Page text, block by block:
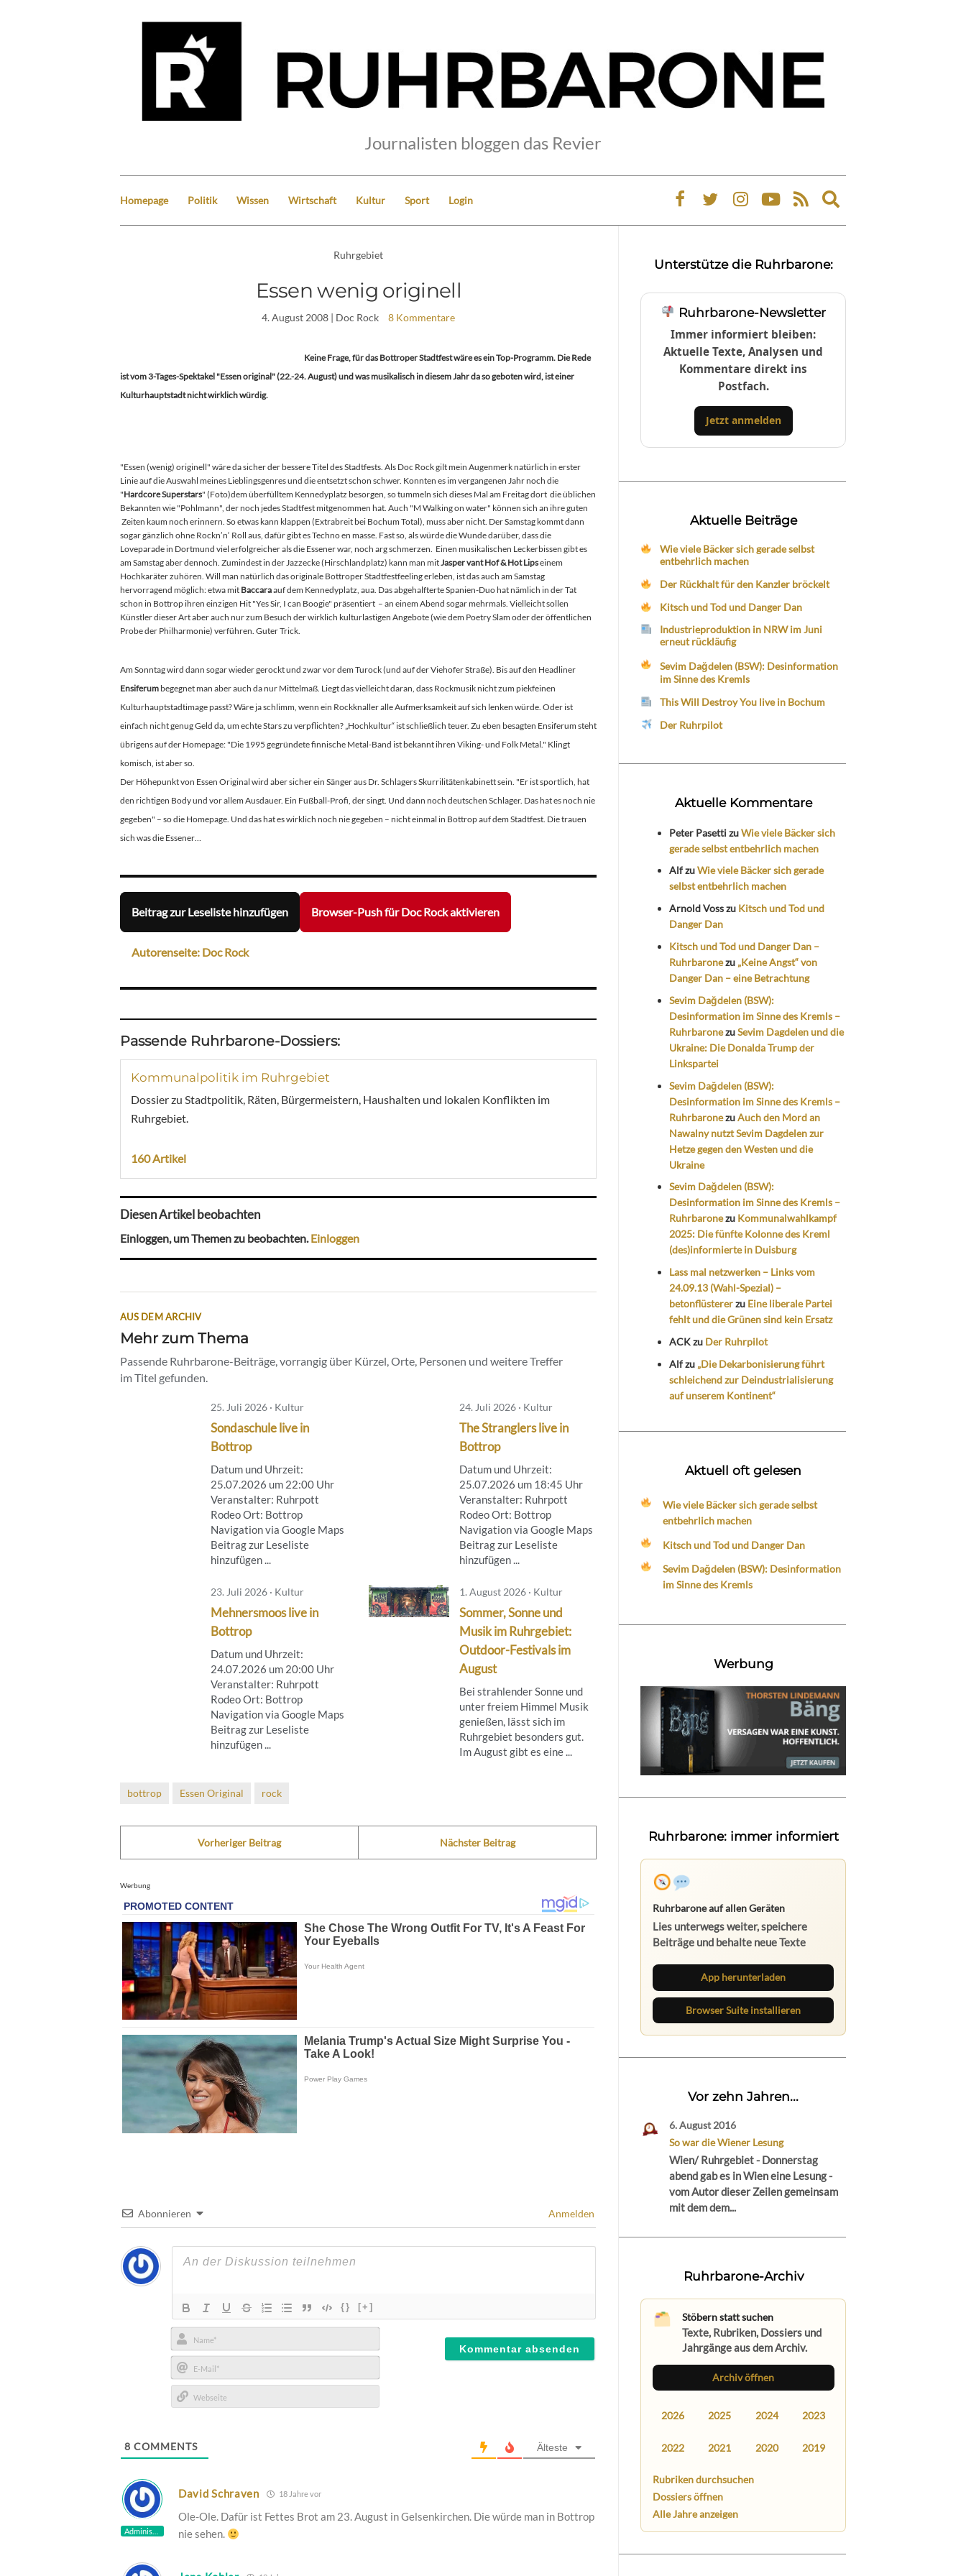
Journalisten bloggen das Revier
Homepage Politik Wissen Wirtschaft Kultur Sport Login
Expand
search
Ruhrgebiet
Essen wenig originell
4. August 2008 | Doc Rock 8 Kommentare
Keine Frage, für das Bottroper Stadtfest wäre es ein Top-Programm. Die Rede
ist vom 3-Tages-Spektakel "Essen original" (22.-24. August) und was musikalisch in diesem Jahr da so geboten wird, ist einer
Kulturhauptstadt nicht wirklich würdig.
"Essen (wenig) originell" wäre da sicher der bessere Titel des Stadtfests. Als Doc Rock gilt mein Augenmerk natürlich in erster
Linie auf die Auswahl meines Lieblingsgenres und die entsetzt schon schwer. Konnten es im vergangenen Jahr noch die
"Hardcore Superstars" (Foto)dem überfülltem Kennedyplatz besorgen, so tummeln sich dieses Mal am Freitag dort die üblichen
Bekannten wie "Pohlmann", der noch jedes Stadtfest mitgenommen hat. Auch "M Walking on water" können sich an ihre guten
Zeiten kaum noch erinnern. So etwas kann klappen (Extrabreit bei Bochum Total), muss aber nicht. Der Samstag kommt dann
sogar gänzlich ohne Rockn’n‘ Roll aus, dafür gibt es Techno en masse. Fast so, als würde die Wunde darüber, dass die
Loveparade in Dortmund viel erfolgreicher als die Essener war, noch arg schmerzen. Einen musikalischen Leckerbissen gibt es
am Samstag aber dennoch. Zumindest in der Jazzecke (Hirschlandplatz) kann man mitJasper vant Hof & Hot Lipseinem
Hochkaräter zuhören. Will man natürlich das originale Bottroper Stadtfestfeeling erleben, ist das auch am Samstag
hervorragend möglich: etwa mit Baccaraauf dem Kennedyplatz, aua. Das abgehalfterte Spanien-Duo hat nämlich in der Tat
schon in Bottrop ihren einzigen Hit "Yes Sir, I can Boogie" präsentiert – an einem Abend sogar mehrmals. Vielleicht sollen
Künstler dieser Art aber auch nur zum Besuch der wirklich kulturlastigen Angebote (wie dem Poetry Slam oder der öffentlichen
Probe der Philharmonie) verführen. Guter Trick.
Am Sonntag wird dann sogar wieder gerockt und zwar vor dem Turock (und auf der Viehofer Straße). Bis auf den Headliner
Ensiferum begegnet man aber auch da nur Mittelmaß. Liegt das vielleicht daran, dass Rockmusik nicht zum piekfeinen
Kulturhauptstadtimage passt? Wäre ja schlimm, wenn ein Rockknaller alle Aufmerksamkeit auf sich lenken würde. Oder ist
einfach nicht genug Geld da, um echte Stars zu verpflichten? „Hochkultur“ ist schließlich teuer. Zu eben besagten Ensiferum steht
übrigens auf der Homepage: "Die 1995 gegründete finnische Metal-Band ist bekannt ihren Viking- und Folk Metal." Klingt
komisch, ist aber so.
Der Höhepunkt von Essen Original wird aber sicher ein Sänger aus Dr. Schlagers Skurrilitätenkabinett sein. "Er ist sportlich, hat
den richtigen Body und vor allem Ausdauer. Ein Fußball-Profi, der singt. Und dann noch deutschen Schlager. Das hat es noch nie
gegeben" – so die Homepage. Und das hat es wirklich noch nie gegeben – nicht einmal in Bottrop auf dem Stadtfest. Die trauen
sich was die Essener…
Beitrag zur Leseliste hinzufügen Browser-Push für Doc Rock aktivieren
Autorenseite: Doc Rock
Passende Ruhrbarone-Dossiers:
Kommunalpolitik im Ruhrgebiet
Dossier zu Stadtpolitik, Räten, Bürgermeistern, Haushalten und lokalen Konflikten im
Ruhrgebiet.
160 Artikel
Diesen Artikel beobachten
Einloggen, um Themen zu beobachten.Einloggen
AUS DEM ARCHIV
Mehr zum Thema
Passende Ruhrbarone-Beiträge, vorrangig über Kürzel, Orte, Personen und weitere Treffer
im Titel gefunden.
25. Juli 2026 · Kultur
Sondaschule live in
Bottrop
Datum und Uhrzeit:
25.07.2026 um 22:00 Uhr
Veranstalter: Ruhrpott
Rodeo Ort: Bottrop
Navigation via Google Maps
Beitrag zur Leseliste
hinzufügen ...
24. Juli 2026 · Kultur
The Stranglers live in
Bottrop
Datum und Uhrzeit:
25.07.2026 um 18:45 Uhr
Veranstalter: Ruhrpott
Rodeo Ort: Bottrop
Navigation via Google Maps
Beitrag zur Leseliste
hinzufügen ...
23. Juli 2026 · Kultur
Mehnersmoos live in
Bottrop
Datum und Uhrzeit:
24.07.2026 um 20:00 Uhr
Veranstalter: Ruhrpott
Rodeo Ort: Bottrop
Navigation via Google Maps
Beitrag zur Leseliste
hinzufügen ...
1. August 2026 · Kultur
Sommer, Sonne und
Musik im Ruhrgebiet:
Outdoor-Festivals im
August
Bei strahlender Sonne und
unter freiem Himmel Musik
genießen, lässt sich im
Ruhrgebiet besonders gut.
Im August gibt es eine ...
bottrop Essen Original rock
Vorheriger Beitrag Nächster Beitrag
Werbung
Abonnieren Anmelden
{} [+]
Name*
E-
Mail*
8 COMMENTS Älteste
David Schraven 18 Jahre vor
Ole-Ole. Dafür ist Fettes Brot am 23. August in Gelsenkirchen. Die würde man in Bottrop
nie sehen.
Unterstütze die Ruhrbarone:
Ruhrbarone-Newsletter
Immer informiert bleiben:
Aktuelle Texte, Analysen und
Kommentare direkt ins
Postfach.
Jetzt anmelden
Aktuelle Beiträge
Wie viele Bäcker sich gerade selbst
entbehrlich machen
Der Rückhalt für den Kanzler bröckelt
Kitsch und Tod und Danger Dan
Industrieproduktion in NRW im Juni
erneut rückläufig
Sevim Dağdelen (BSW): Desinformation
im Sinne des Kremls
This Will Destroy You live in Bochum
Der Ruhrpilot
Aktuelle Kommentare
Peter PasettizuWie viele Bäcker sich
gerade selbst entbehrlich machen
AlfzuWie viele Bäcker sich gerade
selbst entbehrlich machen
Arnold Vosszu Kitsch und Tod und
Danger Dan
Kitsch und Tod und Danger Dan –
Ruhrbaronezu „Keine Angst“ von
Danger Dan – eine Betrachtung
Sevim Dağdelen (BSW):
Desinformation im Sinne des Kremls –
RuhrbaronezuSevim Dagdelen und die
Ukraine: Die Donalda Trump der
Linkspartei
Sevim Dağdelen (BSW):
Desinformation im Sinne des Kremls –
RuhrbaronezuAuch den Mord an
Nawalny nutzt Sevim Dagdelen zur
Hetze gegen den Westen und die
Ukraine
Sevim Dağdelen (BSW):
Desinformation im Sinne des Kremls –
Ruhrbaronezu Kommunalwahlkampf
2025: Die fünfte Kolonne des Kreml
(des)informierte in Duisburg
Lass mal netzwerken – Links vom
24.09.13 (Wahl-Spezial) –
betonflüstererzu Eine liberale Partei
fehlt und die Grünen sind kein Ersatz
ACKzu Der Ruhrpilot
Alfzu „Die Dekarbonisierung führt
schleichend zur Deindustrialisierung
auf unserem Kontinent“
Aktuell oft gelesen
Wie viele Bäcker sich gerade selbst
entbehrlich machen
Kitsch und Tod und Danger Dan
Sevim Dağdelen (BSW): Desinformation
im Sinne des Kremls
Werbung
Ruhrbarone: immer informiert
Ruhrbarone auf allen Geräten
Lies unterwegs weiter, speichere
Beiträge und behalte neue Texte
App herunterladen
Browser Suite installieren
Vor zehn Jahren...
6. August 2016
So war die Wiener Lesung
Wien/ Ruhrgebiet - Donnerstag
abend gab es in Wien eine Lesung -
vom Autor dieser Zeilen gemeinsam
mit dem dem...
Ruhrbarone-Archiv
Stöbern statt suchen
Texte, Rubriken, Dossiers und
Jahrgänge aus dem Archiv.
Archiv öffnen
2026 2025 2024 2023
2022 2021 2020 2019
Rubriken durchsuchen
Dossiers öffnen
Alle Jahre anzeigen